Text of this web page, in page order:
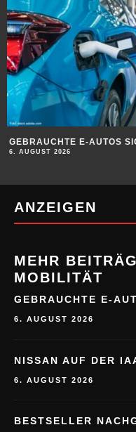
GEBRAUCHTE E-AUTOS
6. AUGUST 2026
ANZEIGEN
MEHR
MOBILITÄT
GEBRAUCHTE E-
6. AUGUST 2026
NISSAN AUF DER
6. AUGUST 2026
BESTSELLER